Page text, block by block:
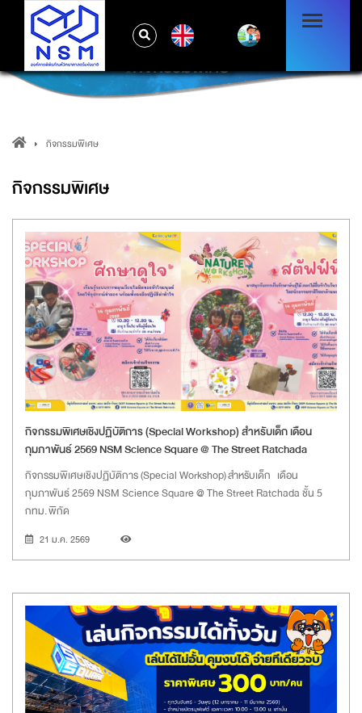
กิจกรรมพิเศษ
กิจกรรมพิเศษ
กิจกรรมพิเศษ
กิจกรรมพิเศษเชิงปฏิบัติการ (Special Workshop) สำหรับเด็ก เดือน
กุมภาพันธ์ 2569 NSM Science Square @ The Street Ratchada
กิจกรรมพิเศษเชิงปฏิบัติการ (Special Workshop) สำหรับเด็ก เดือน
กุมภาพันธ์ 2569 NSM Science Square @ The Street Ratchada ชั้น 5
กทม. พิกัด
21 ม.ค. 2569